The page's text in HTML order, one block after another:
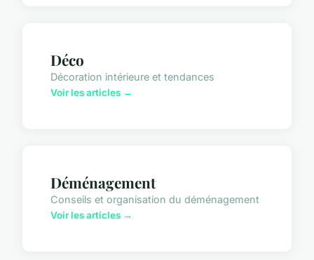
Déco
Décoration intérieure et tendances
Voir les articles →
Déménagement
Conseils et organisation du déménagement
Voir les articles →